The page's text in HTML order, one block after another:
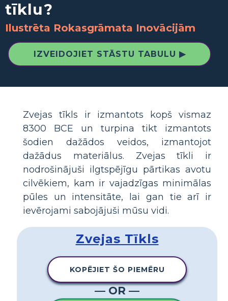
tīklu?
Ilustrēta Rokasgrāmata Inovācijām
IZVEIDOJIET STĀSTU TABULU ▶
Zvejas tīkls ir izmantots kopš vismaz
8300 BCE un turpina tikt izmantots
šodien dažādos veidos, izmantojot
dažādus materiālus. Zvejas tīkli ir
nodrošinājuši ilgtspējīgu pārtikas avotu
cilvēkiem, kam ir vajadzīgas minimālas
pūles un intensitāte, lai gan tie arī ir
ievērojami sabojājuši mūsu vidi.
Zvejas Tīkls
KOPĒJIET ŠO PIEMĒRU
— OR —